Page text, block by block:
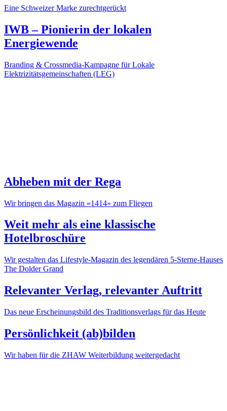
Eine Schweizer Marke zurechtgerückt
IWB – Pionierin der lokalen
Energiewende
Branding & Crossmedia-Kampagne für Lokale
Elektrizitätsgemeinschaften (LEG)
Abheben mit der Rega
Wir bringen das Magazin «1414» zum Fliegen
Weit mehr als eine klassische
Hotelbroschüre
Wir gestalten das Lifestyle-Magazin des legendären 5-Sterne-Hauses
The Dolder Grand
Relevanter Verlag, relevanter Auftritt
Das neue Erscheinungsbild des Traditionsverlags für das Heute
Persönlichkeit (ab)bilden
Wir haben für die ZHAW Weiterbildung weitergedacht